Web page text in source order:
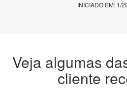
INICIADO EM: 1/
Veja algumas
cliente